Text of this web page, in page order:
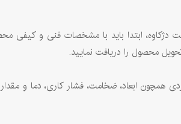
دژکاوه، ابتدا باید با مشخصات فنی و کیفی
محصول را دریافت نمایید.
همچون ابعاد، ضخامت، فشار کاری، دما و